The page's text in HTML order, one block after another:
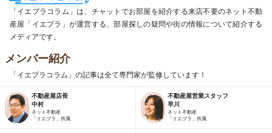
「イエプラコラム」は、チャットでお部屋を紹介する来店不要のネット不動
産屋「イエプラ」が運営する、部屋探しの疑問や街の情報について紹介する
メディアです。
メンバー紹介
「イエプラコラム」の記事は全て専門家が監修しています！
不動産屋店長
中村
ネット不動産
「イエプラ」所属
不動産屋営業スタッフ
早川
ネット不動産
「イエプラ」所属